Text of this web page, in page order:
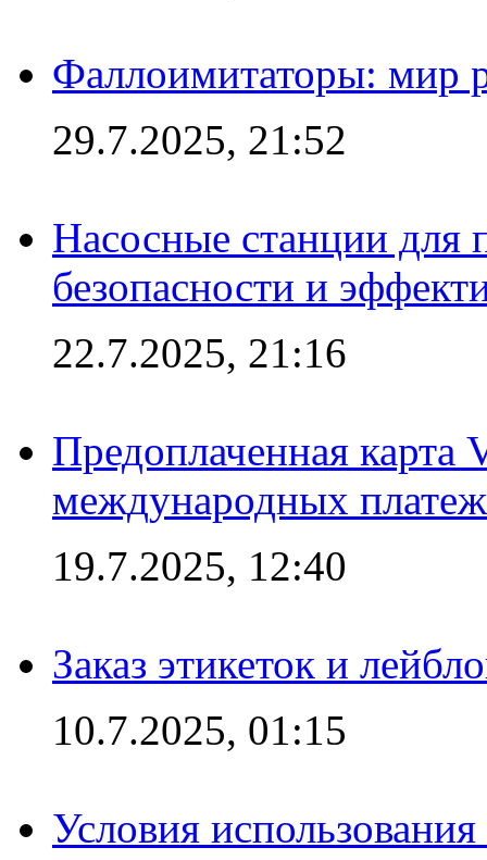
Фаллоимитаторы: мир
29.7.2025, 21:52
Насосные станции для
безопасности и
22.7.2025, 21:16
Предоплаченная карта
международных
19.7.2025, 12:40
Заказ этикеток и
10.7.2025, 01:15
Условия